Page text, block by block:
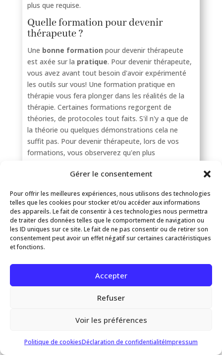
Gérer le consentement
Pour offrir les meilleures expériences, nous utilisons des technologies
telles que les cookies pour stocker et/ou accéder aux informations
des appareils. Le fait de consentir à ces technologies nous permettra
de traiter des données telles que le comportement de navigation ou
les ID uniques sur ce site. Le fait de ne pas consentir ou de retirer son
consentement peut avoir un effet négatif sur certaines caractéristiques
et fonctions.
Accepter
Refuser
Voir les préférences
Politique de cookiesDéclaration de confidentialitéImpressum
plus que requise.
Quelle formation pour devenir
thérapeute ?
Une bonne formation pour devenir thérapeute
est axée sur la pratique. Pour devenir thérapeute,
vous avez avant tout besoin d'avoir expérimenté
les outils sur vous! Une formation pratique en
thérapie vous fera plonger dans les réalités de la
thérapie. Certaines formations regorgent de
théories, de protocoles tout faits. S'il n'y a que de
la théorie ou quelques démonstrations cela ne
suffit pas. Pour devenir thérapeute, lors de vos
formations, vous observerez qu'en plus
sur vous et évoluer
Quelles sont les qualités d'un
bon thérapeuthe ?
Rassurez-vous, un bon thérapeute n'est pas
quelqu'un qui est, ou pire se croit parfait. Bien au
contraire!
vous prenez soin de vous
émané du message que vous transmettez
vous continuez à vous former